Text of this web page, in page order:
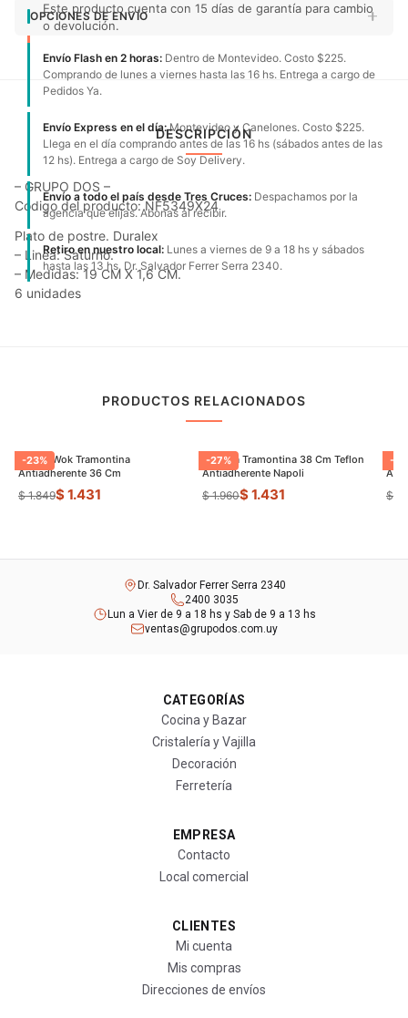
Este producto cuenta con 15 días de garantía para cambio
o devolución.
OPCIONES DE ENVÍO
Envío Flash en 2 horas: Dentro de Montevideo. Costo $225.
Comprando de lunes a viernes hasta las 16 hs. Entrega a cargo de
Pedidos Ya.
Envío Express en el día:Montevideo y Canelones. Costo $225.
Llega en el día comprando antes de las 16 hs (sábados antes de las
12 hs). Entrega a cargo de Soy Delivery.
Envío a todo el país desde Tres Cruces: Despachamos por la
agencia que elijas. Abonas al recibir.
Retiro en nuestro local: Lunes a viernes de 9 a 18 hs y sábados
hasta las 13 hs. Dr. Salvador Ferrer Serra 2340.
DESCRIPCIÓN
– GRUPO DOS –
Código del producto: NF5349X24
Plato de postre. Duralex
– Linea: Saturno.
– Medidas: 19 CM X 1,6 CM.
6 unidades
PRODUCTOS RELACIONADOS
-23%
Sarten Wok Tramontina
Antiadherente 36 Cm
$ 1.849$ 1.431
-27%
Paellera Tramontina 38 Cm Teflon
Antiadherente Napoli
$ 1.960$ 1.431
-
$
Dr. Salvador Ferrer Serra 2340
2400 3035
Lun a Vier de 9 a 18 hs y Sab de 9 a 13 hs
ventas@grupodos.com.uy
CATEGORÍAS
Cocina y Bazar
Cristalería y Vajilla
Decoración
Ferretería
EMPRESA
Contacto
Local comercial
CLIENTES
Mi cuenta
Mis compras
Direcciones de envíos